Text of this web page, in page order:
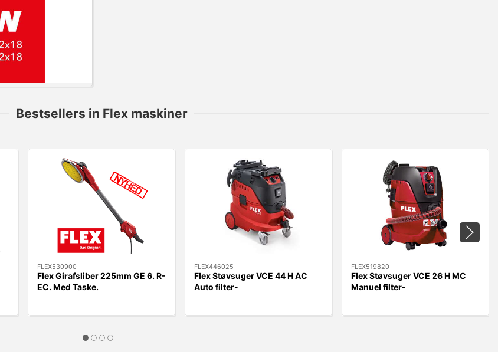
Bestsellers in Flex maskiner
FLEX530900
Flex Girafsliber 225mm GE 6. R-
EC. Med Taske.
FLEX446025
Flex Støvsuger VCE 44 H AC
Auto filter-
FLEX519820
Flex Støvsuger VCE 26 H MC
Manuel filter-